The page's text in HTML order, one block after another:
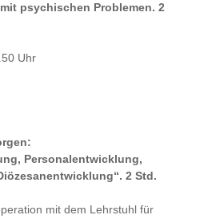
psychischen Problemen. 2
Uhr
Personalentwicklung,
2 Std.
mit dem Lehrstuhl für